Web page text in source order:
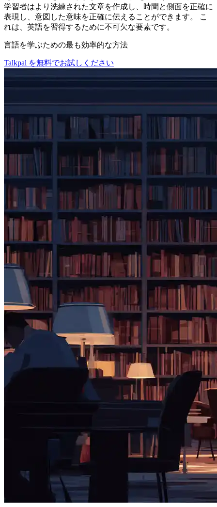
学習者はより洗練された文章を作成し、時間と側面を正確に
表現し、意図した意味を正確に伝えることができます。 こ
れは、英語を習得するために不可欠な要素です。
言語を学ぶための最も効率的な方法
Talkpal を無料でお試しください